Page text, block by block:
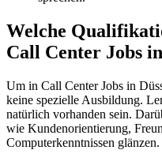
Welche
Call Center Jobs
Um in Call Center Jobs in
keine spezielle Ausbildung.
natürlich vorhanden sein.
wie Kundenorientierung,
Computerkenntnissen glänzen.